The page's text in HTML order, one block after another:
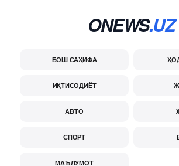
ONEWS.UZ
БОШ САҲИФА
ИҚТИСОДИЁТ
АВТО
СПОРТ
МАЪЛУМОТ